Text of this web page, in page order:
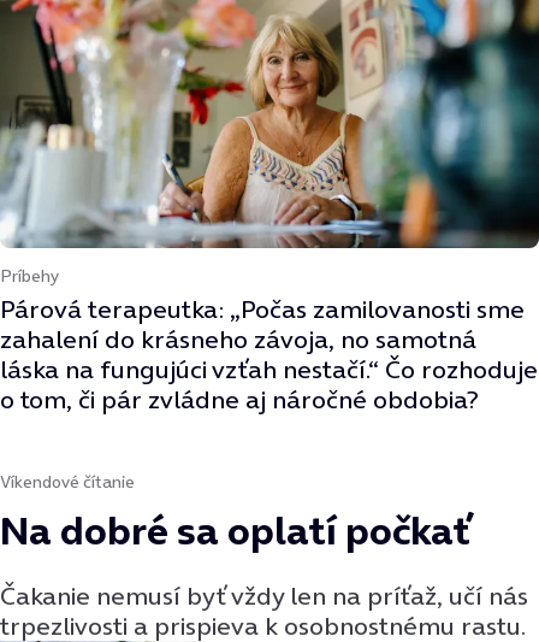
Príbehy
Párová terapeutka: „Počas zamilovanosti sme
zahalení do krásneho závoja, no samotná
láska na fungujúci vzťah nestačí.“ Čo rozhoduje
o tom, či pár zvládne aj náročné obdobia?
Víkendové čítanie
Na dobré sa oplatí počkať
Čakanie nemusí byť vždy len na príťaž, učí nás
trpezlivosti a prispieva k osobnostnému rastu.